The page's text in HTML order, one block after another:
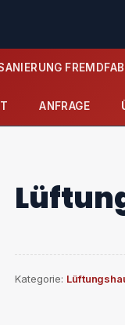
ANFRAGE
Kategorie: